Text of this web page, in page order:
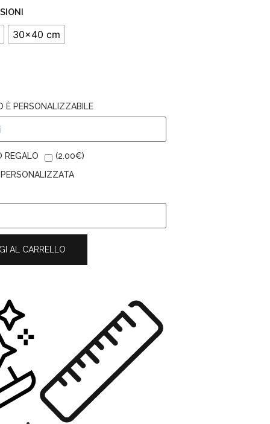
30x40 cm
È PERSONALIZZABILE
REGALO (2.00€)
PERSONALIZZATA
AL CARRELLO